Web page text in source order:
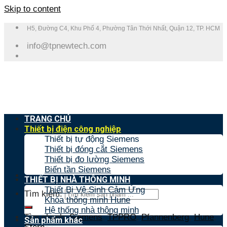
Skip to content
H5, Đường C4, Khu Phố 4, Phường Tân Thới Nhất, Quận 12, TP. HCM
info@tpnewtech.com
Tìm kiếm:
Tìm nhanh:Siemens,TPPRO,Pfannenberg,Hune,
TRANG CHỦ
Thiết bị điện công nghiệp
Thiết bị tự động Siemens
Thiết bị đóng cắt Siemens
Thiết bị đo lường Siemens
Biến tần Siemens
THIẾT BỊ NHÀ THÔNG MINH
Thiết Bị Vệ Sinh Cảm Ứng
Khóa thông minh Hune
Hệ thống nhà thông minh
Sản phẩm khác